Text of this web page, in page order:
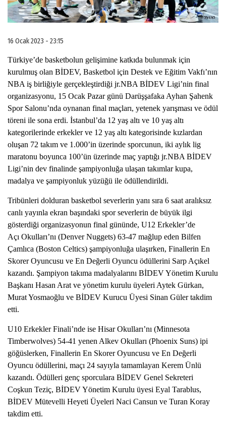
16 Ocak 2023 - 23:15
Türkiye’de basketbolun gelişimine katkıda bulunmak için
kurulmuş olan BİDEV, Basketbol için Destek ve Eğitim Vakfı’nın
NBA iş birliğiyle gerçekleştirdiği jr.NBA BİDEV Ligi’nin final
organizasyonu, 15 Ocak Pazar günü Darüşşafaka Ayhan Şahenk
Spor Salonu’nda oynanan final maçları, yetenek yarışması ve ödül
töreni ile sona erdi. İstanbul’da 12 yaş altı ve 10 yaş altı
kategorilerinde erkekler ve 12 yaş altı kategorisinde kızlardan
oluşan 72 takım ve 1.000’in üzerinde sporcunun, iki aylık lig
maratonu boyunca 100’ün üzerinde maç yaptığı jr.NBA BİDEV
Ligi’nin dev finalinde şampiyonluğa ulaşan takımlar kupa,
madalya ve şampiyonluk yüzüğü ile ödüllendirildi.
Tribünleri dolduran basketbol severlerin yanı sıra 6 saat aralıksız
canlı yayınla ekran başındaki spor severlerin de büyük ilgi
gösterdiği organizasyonun final gününde, U12 Erkekler’de
Açı Okulları’nı (Denver Nuggets) 63-47 mağlup eden Bilfen
Çamlıca (Boston Celtics) şampiyonluğa ulaşırken, Finallerin En
Skorer Oyuncusu ve En Değerli Oyuncu ödüllerini Sarp Açıkel
kazandı. Şampiyon takıma madalyalarını BİDEV Yönetim Kurulu
Başkanı Hasan Arat ve yönetim kurulu üyeleri Aytek Gürkan,
Murat Yosmaoğlu ve BİDEV Kurucu Üyesi Sinan Güler takdim
etti.
U10 Erkekler Finali’nde ise Hisar Okulları’nı (Minnesota
Timberwolves) 54-41 yenen Alkev Okulları (Phoenix Suns) ipi
göğüslerken, Finallerin En Skorer Oyuncusu ve En Değerli
Oyuncu ödüllerini, maçı 24 sayıyla tamamlayan Kerem Ünlü
kazandı. Ödülleri genç sporculara BİDEV Genel Sekreteri
Coşkun Teziç, BİDEV Yönetim Kurulu üyesi Eyal Tarablus,
BİDEV Mütevelli Heyeti Üyeleri Naci Cansun ve Turan Koray
takdim etti.